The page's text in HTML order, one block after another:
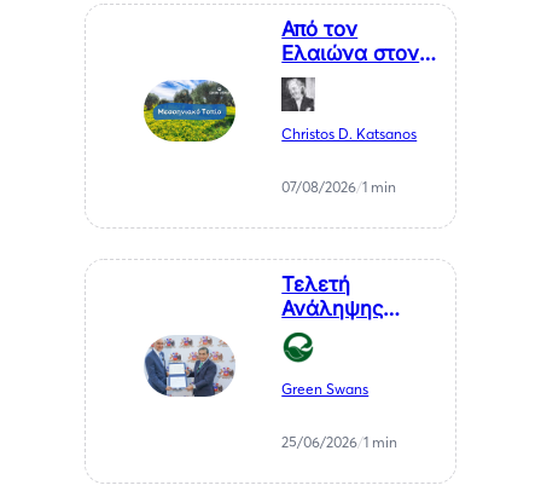
Από τον
Ελαιώνα στον
Επισκέπτη. Η
Κυκλική
Οικονομία ως
Μέλλον της
Μεσσηνίας
Christos D. Katsanos
07/08/2026/1 min
Τελετή
Ανάληψης
Καθηκόντων
του Επίτιμου
Προξένου της
Δημοκρατίας
Θεσσαλονίκη, κ.
Αθανάσιου
Green Swans
25/06/2026/1 min